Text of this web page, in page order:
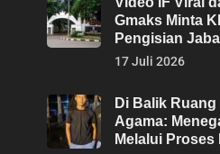
Gmaks Minta
Pengisian
17 Juli 2026
Di Balik
Agama:
Melalui Proses